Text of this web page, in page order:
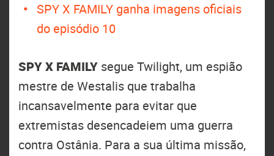
SPY X FAMILY ganha imagens oficiais
do episódio 10
SPY X FAMILY segue Twilight, um espião
mestre de Westalis que trabalha
incansavelmente para evitar que
extremistas desencadeiem uma guerra
contra Ostânia. Para a sua última missão,